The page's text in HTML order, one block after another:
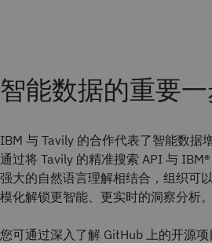
智能数据的重要
IBM 与 Tavily 的合作代表了智能数据
通过将 Tavily 的精准搜索 API 与
强大的自然语言理解相结合，组织可
模化解锁更智能、更实时的洞察分析。
您可通过深入了解 GitHub 上的开源